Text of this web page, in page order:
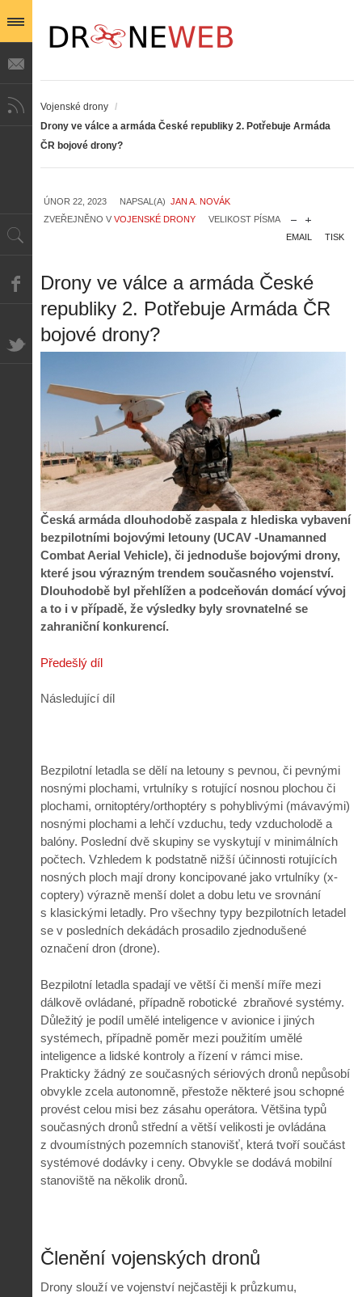
Vojenské drony /
Drony ve válce a armáda České republiky 2. Potřebuje Armáda
ČR bojové drony?
ÚNOR 22, 2023 NAPSAL(A) JAN A. NOVÁK
ZVEŘEJNĚNO V VOJENSKÉ DRONY
VELIKOST PÍSMA
TISK
EMAIL
Drony ve válce a armáda České
republiky 2. Potřebuje Armáda ČR
bojové drony?
Česká armáda dlouhodobě zaspala z hlediska vybavení
bezpilotními bojovými letouny (UCAV -Unamanned
Combat Aerial Vehicle), či jednoduše bojovými drony,
které jsou výrazným trendem současného vojenství.
Dlouhodobě byl přehlížen a podceňován domácí vývoj
a to i v případě, že výsledky byly srovnatelné se
zahraniční konkurencí.
Předešlý díl
Následující díl
Bezpilotní letadla se dělí na letouny s pevnou, či pevnými
nosnými plochami, vrtulníky s rotující nosnou plochou či
plochami, ornitoptéry/orthoptéry s pohyblivými (mávavými)
nosnými plochami a lehčí vzduchu, tedy vzducholodě a
balóny. Poslední dvě skupiny se vyskytují v minimálních
počtech. Vzhledem k podstatně nižší účinnosti rotujících
nosných ploch mají drony koncipované jako vrtulníky (x-
coptery) výrazně menší dolet a dobu letu ve srovnání
s klasickými letadly. Pro všechny typy bezpilotních letadel
se v posledních dekádách prosadilo zjednodušené
označení dron (drone).
Bezpilotní letadla spadají ve větší či menší míře mezi
dálkově ovládané, případně robotické zbraňové systémy.
Důležitý je podíl umělé inteligence v avionice i jiných
systémech, případně poměr mezi použitím umělé
inteligence a lidské kontroly a řízení v rámci mise.
Prakticky žádný ze současných sériových dronů nepůsobí
obvykle zcela autonomně, přestože některé jsou schopné
provést celou misi bez zásahu operátora. Většina typů
současných dronů střední a větší velikosti je ovládána
z dvoumístných pozemních stanovišť, která tvoří součást
systémové dodávky i ceny. Obvykle se dodává mobilní
stanoviště na několik dronů.
Členění vojenských dronů
Drony slouží ve vojenství nejčastěji k průzkumu,